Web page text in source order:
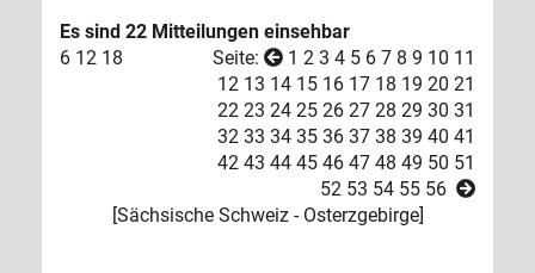
Es sind 22 Mitteilungen einsehbar
6 12 18 Seite: 1 2 3 4 5 6 7 8 9 10 11
12 13 14 15 16 17 18 19 20 21
22 23 24 25 26 27 28 29 30 31
32 33 34 35 36 37 38 39 40 41
42 43 44 45 46 47 48 49 50 51
52 53 54 55 56
[Sächsische Schweiz - Osterzgebirge]